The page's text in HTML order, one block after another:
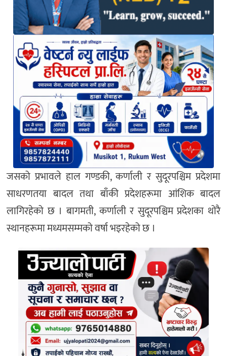
जसको प्रभावले हाल गण्डकी, कर्णाली र सुदूरपश्चिम प्रदेशमा
साधरणतया बादल तथा बाँकी प्रदेशहरूमा आंशिक बादल
लागिरहेको छ । बागमती, कर्णाली र सुदूरपश्चिम प्रदेशका थोरै
स्थानहरूमा मध्यमसम्मको वर्षा भइरहेको छ ।